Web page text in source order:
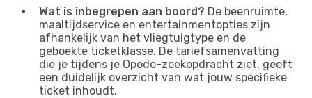
Wat is inbegrepen aan boord? De beenruimte,
maaltijdservice en entertainmentopties zijn
afhankelijk van het vliegtuigtype en de
geboekte ticketklasse. De tariefsamenvatting
die je tijdens je Opodo-zoekopdracht ziet, geeft
een duidelijk overzicht van wat jouw specifieke
ticket inhoudt.